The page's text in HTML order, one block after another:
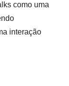
como uma
interação